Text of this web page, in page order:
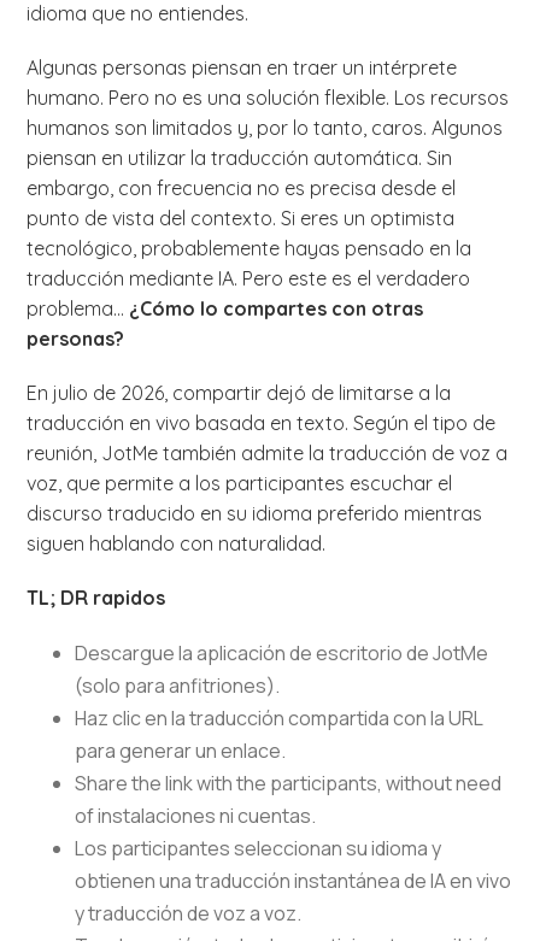
idioma que no entiendes.
Algunas personas piensan en traer un intérprete
humano. Pero no es una solución flexible. Los recursos
humanos son limitados y, por lo tanto, caros. Algunos
piensan en utilizar la traducción automática. Sin
embargo, con frecuencia no es precisa desde el
punto de vista del contexto. Si eres un optimista
tecnológico, probablemente hayas pensado en la
traducción mediante IA. Pero este es el verdadero
problema... ¿Cómo lo compartes con otras
personas?
En julio de 2026, compartir dejó de limitarse a la
traducción en vivo basada en texto. Según el tipo de
reunión, JotMe también admite la traducción de voz a
voz, que permite a los participantes escuchar el
discurso traducido en su idioma preferido mientras
siguen hablando con naturalidad.
TL; DR rapidos
Descargue la aplicación de escritorio de JotMe
(solo para anfitriones).
Haz clic en la traducción compartida con la URL
para generar un enlace.
Share the link with the participants, without need
of instalaciones ni cuentas.
Los participantes seleccionan su idioma y
obtienen una traducción instantánea de IA en vivo
y traducción de voz a voz.